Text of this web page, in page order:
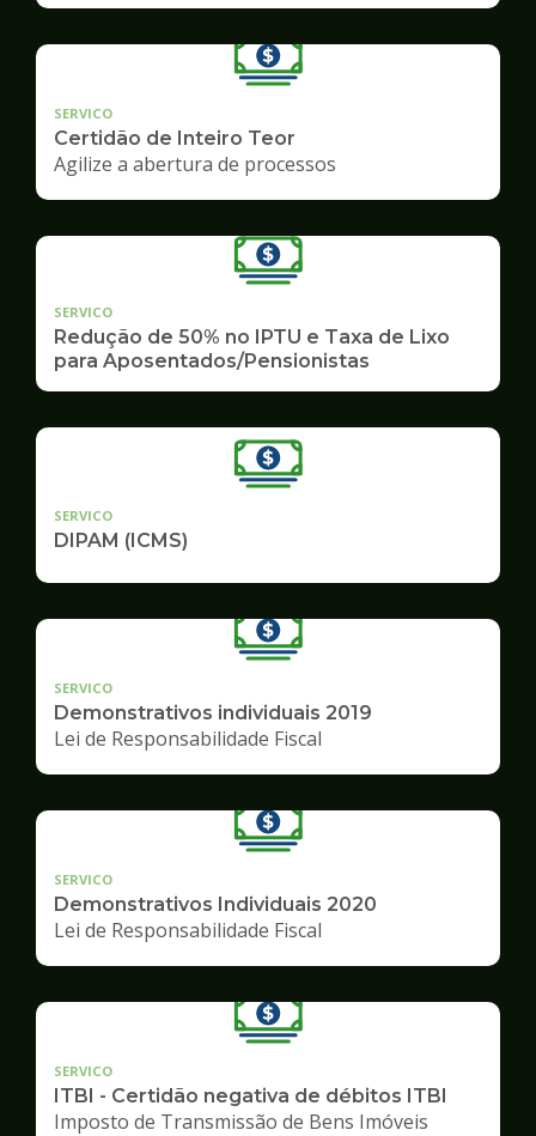
SERVICO
Certidão de Inteiro Teor
Agilize a abertura de processos
SERVICO
Redução de 50% no IPTU e Taxa de Lixo
para Aposentados/Pensionistas
SERVICO
DIPAM (ICMS)
SERVICO
Demonstrativos individuais 2019
Lei de Responsabilidade Fiscal
SERVICO
Demonstrativos Individuais 2020
Lei de Responsabilidade Fiscal
SERVICO
ITBI - Certidão negativa de débitos ITBI
Imposto de Transmissão de Bens Imóveis